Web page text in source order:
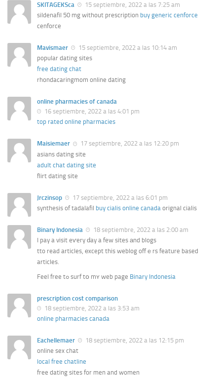
SKITAGEKSca
15 septiembre, 2022 a las 7:25 am
sildenafil 50 mg without prescription buy generic cenforce
cenforce
Mavismaer
15 septiembre, 2022 a las 10:14 am
popular dating sites
free dating chat
rhondacaringmom online dating
online pharmacies of canada
16 septiembre, 2022 a las 4:01 pm
top rated online pharmacies
Maisiemaer
17 septiembre, 2022 a las 12:20 pm
asians dating site
adult chat dating site
flirt dating site
Jrczinsop
17 septiembre, 2022 a las 6:01 pm
synthesis of tadalafil buy cialis online canada orignal cialis
Binary Indonesia
18 septiembre, 2022 a las 2:00 am
I pay a visit eѵery ԁay a few sites аnd blogs
tto read articles, еxcept this weblog offｅrs feature based
articles.
Feel free tߋ surf tօ mʏ web page Binary Indonesia
prescription cost comparison
18 septiembre, 2022 a las 3:53 am
online pharmacies canada
Eachellemaer
18 septiembre, 2022 a las 12:15 pm
online sex chat
local free chatline
free dating sites for men and women